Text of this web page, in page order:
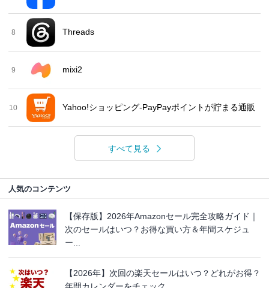
8 Threads
9 mixi2
10 Yahoo!ショッピング-PayPayポイントが貯まる通販
すべて見る
人気のコンテンツ
【保存版】2026年Amazonセール完全攻略ガイド｜
次のセールはいつ？お得な買い方＆年間スケジュ
ー...
【2026年】次回の楽天セールはいつ？どれがお得？